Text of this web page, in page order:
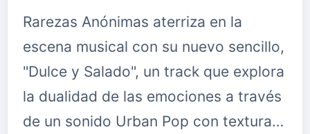
Rarezas Anónimas aterriza en la
escena musical con su nuevo sencillo,
"Dulce y Salado", un track que explora
la dualidad de las emociones a través
de un sonido Urban Pop con texturas